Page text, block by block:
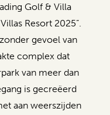
Golf & Villa
Resort 2025”.
gevoel van
complex dat
van meer dan
is gecreëerd
aan weerszijden